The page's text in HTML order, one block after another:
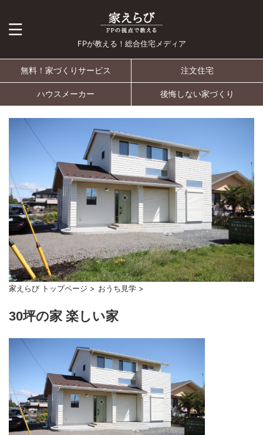
FPが教える！総合住宅メディア
無料！家づくりサービス 注文住宅
ハウスメーカー 後悔しない家づくり
家えらび トップページ > おうち見学 >
30坪の家 楽しい家